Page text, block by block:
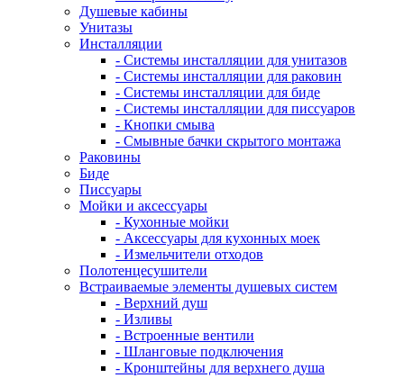
Душевые кабины
Унитазы
Инсталляции
- Системы инсталляции для унитазов
- Системы инсталляции для раковин
- Системы инсталляции для биде
- Системы инсталляции для писсуаров
- Кнопки смыва
- Смывные бачки скрытого монтажа
Раковины
Биде
Писсуары
Мойки и аксессуары
- Кухонные мойки
- Аксессуары для кухонных моек
- Измельчители отходов
Полотенцесушители
Встраиваемые элементы душевых систем
- Верхний душ
- Изливы
- Встроенные вентили
- Шланговые подключения
- Кронштейны для верхнего душа